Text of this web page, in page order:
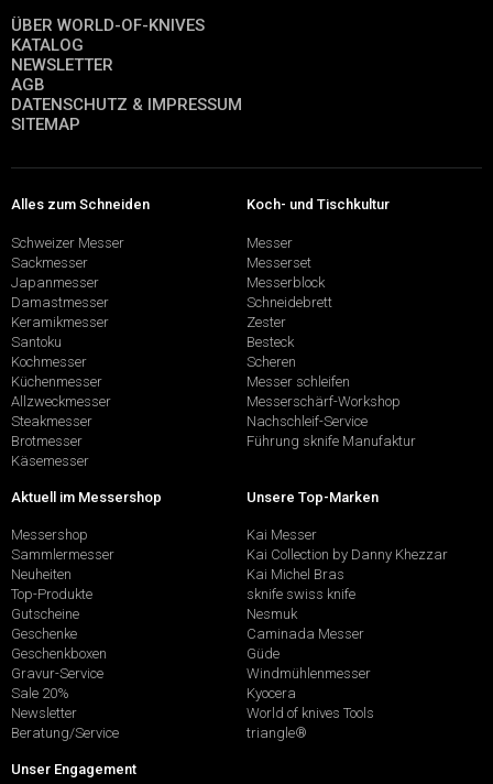
ÜBER WORLD-OF-KNIVES
KATALOG
NEWSLETTER
AGB
DATENSCHUTZ & IMPRESSUM
SITEMAP
Alles zum Schneiden
Schweizer Messer
Sackmesser
Japanmesser
Damastmesser
Keramikmesser
Santoku
Kochmesser
Küchenmesser
Allzweckmesser
Steakmesser
Brotmesser
Käsemesser
Koch- und Tischkultur
Messer
Messerset
Messerblock
Schneidebrett
Zester
Besteck
Scheren
Messer schleifen
Messerschärf-Workshop
Nachschleif-Service
Führung sknife Manufaktur
Aktuell im Messershop
Messershop
Sammlermesser
Neuheiten
Top-Produkte
Gutscheine
Geschenke
Geschenkboxen
Gravur-Service
Sale 20%
Newsletter
Beratung/Service
Unsere Top-Marken
Kai Messer
Kai Collection by Danny Khezzar
Kai Michel Bras
sknife swiss knife
Nesmuk
Caminada Messer
Güde
Windmühlenmesser
Kyocera
World of knives Tools
triangle®
Unser Engagement